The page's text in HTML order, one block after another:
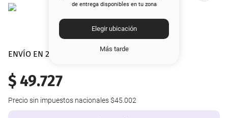
de entrega disponibles en tu zona
Elegir ubicación
Más tarde
ENVÍO EN 24 hs | AMBA
$49.727
Precio sin impuestos nacionales $45.002
6.
8. base
9. nyx
10 cher